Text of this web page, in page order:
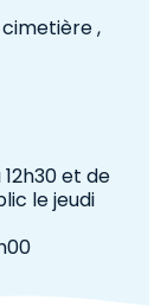
,
et de
le jeudi